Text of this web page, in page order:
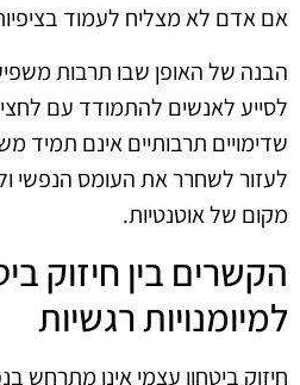
אם אדם לא מצליח לעמוד
הבנה של האופן שבו תרבות
לסייע לאנשים להתמודד עם
שדימויים תרבותיים אינם תמיד
לעזור לשחרר את העומס הנפשי
מקום של אוטנטיות.
הקשרים בין חיזוק
למיומנויות רגשיות
חיזוק ביטחון עצמי אינו מתרחש